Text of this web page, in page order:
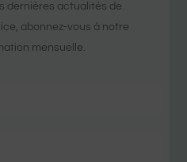
dernières actualités de
abonnez-vous à notre
mensuelle.